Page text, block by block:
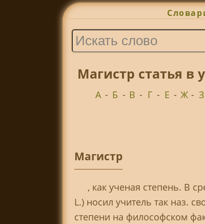
Магистр статья
А - Б - В - Г - Е - Ж - З
Магистр
, как ученая степень. В
L.) носил учитель так наз.
степени на философском